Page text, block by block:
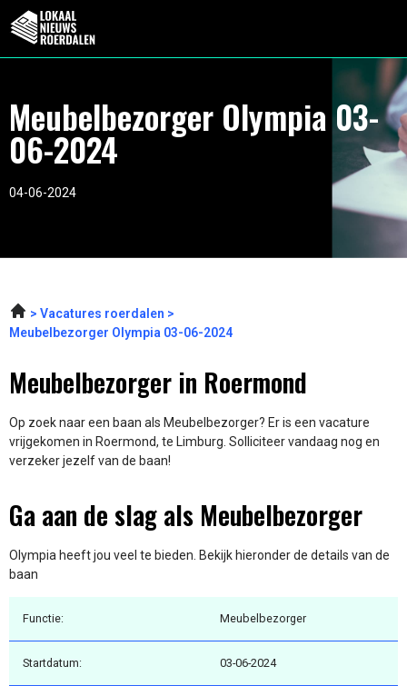
Meubelbezorger Olympia 03-
06-2024
04-06-2024
Vacatures roerdalen
Meubelbezorger Olympia 03-06-2024
Meubelbezorger in Roermond
Op zoek naar een baan als Meubelbezorger? Er is een vacature
vrijgekomen in Roermond, te Limburg. Solliciteer vandaag nog en
verzeker jezelf van de baan!
Ga aan de slag als Meubelbezorger
Olympia heeft jou veel te bieden. Bekijk hieronder de details van de
baan
Functie: Meubelbezorger
Startdatum: 03-06-2024